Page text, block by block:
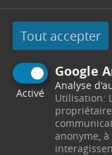
Tout accepter
Google
Activé
Analyse
Utilisation:
anonyme,
À découvrir
Visite de cave,
et dégustation
Adeline en